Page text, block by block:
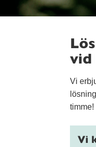
vid
Vi
Vi